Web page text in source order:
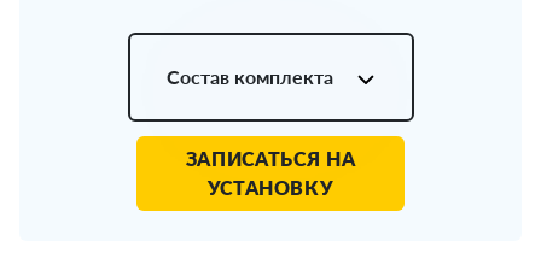
Состав комплекта
ЗАПИСАТЬСЯ НА
УСТАНОВКУ